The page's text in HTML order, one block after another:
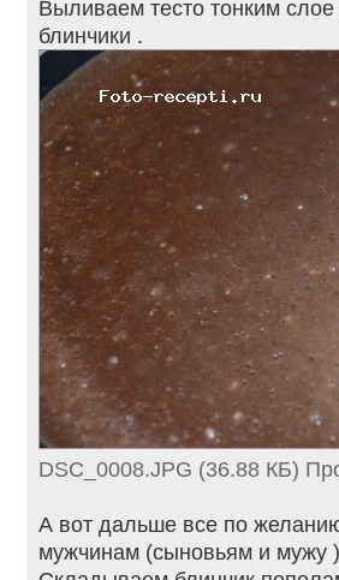
Выливаем тесто тонким
блинчики .
DSC_0008.JPG (36.88 КБ)
А вот дальше все по
мужчинам (сыновьям и мужу